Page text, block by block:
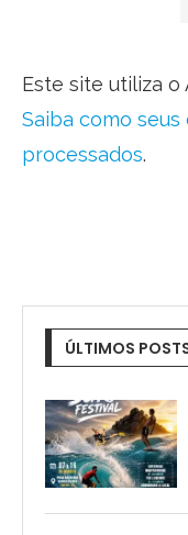
Este site utiliza o
Saiba como
processados.
ÚLTIMOS